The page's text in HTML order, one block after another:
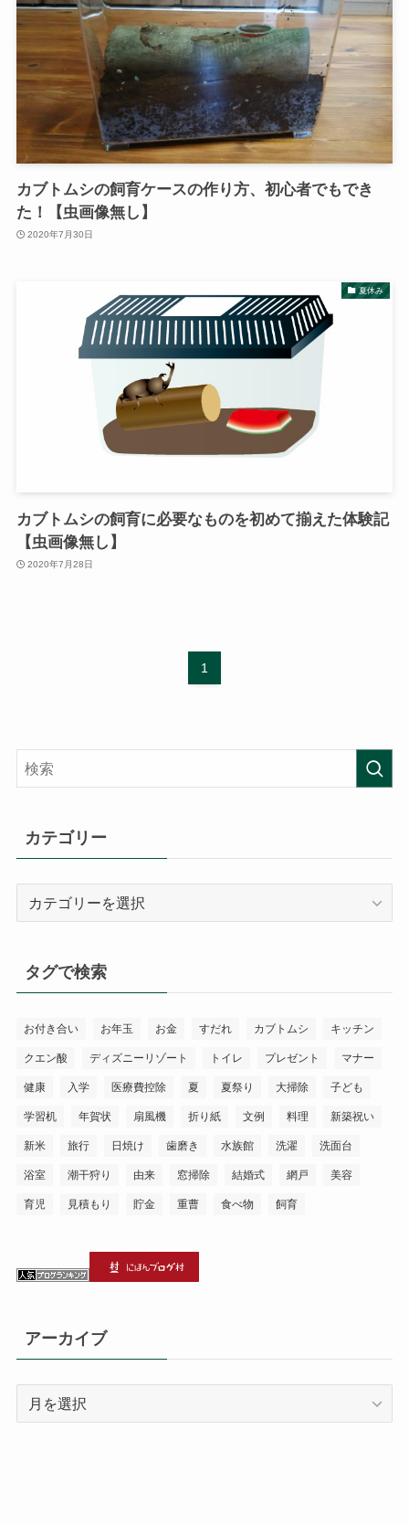
カブトムシの飼育ケースの作り方、初心者でもでき
た！【虫画像無し】
2020年7月30日
夏休み
カブトムシの飼育に必要なものを初めて揃えた体験記
【虫画像無し】
2020年7月28日
1
カテゴリー
ー
タグで検索
お付き合い お年玉 お金 すだれ カブトムシ キッチン
クエン酸 ディズニーリゾート トイレ プレゼント マナー
健康 入学 医療費控除 夏 夏祭り 大掃除 子ども
学習机 年賀状 扇風機 折り紙 文例 料理 新築祝い
新米 旅行 日焼け 歯磨き 水族館 洗濯 洗面台
浴室 潮干狩り 由来 窓掃除 結婚式 網戸 美容
育児 見積もり 貯金 重曹 食べ物 飼育
アーカイブ